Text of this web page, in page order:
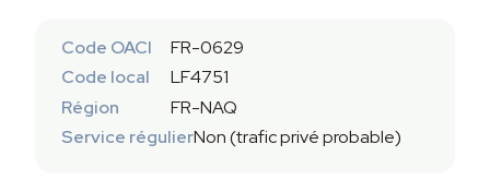
Code OACI
FR-0629
Code local
LF4751
Région
FR-NAQ
Service régulierNon (trafic privé probable)